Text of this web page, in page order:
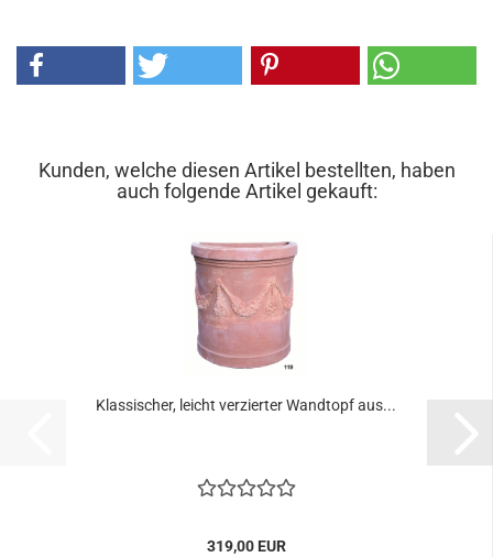
Kunden, welche diesen Artikel bestellten, haben
auch folgende Artikel gekauft:
Klassischer, leicht verzierter Wandtopf aus...
319,00 EUR